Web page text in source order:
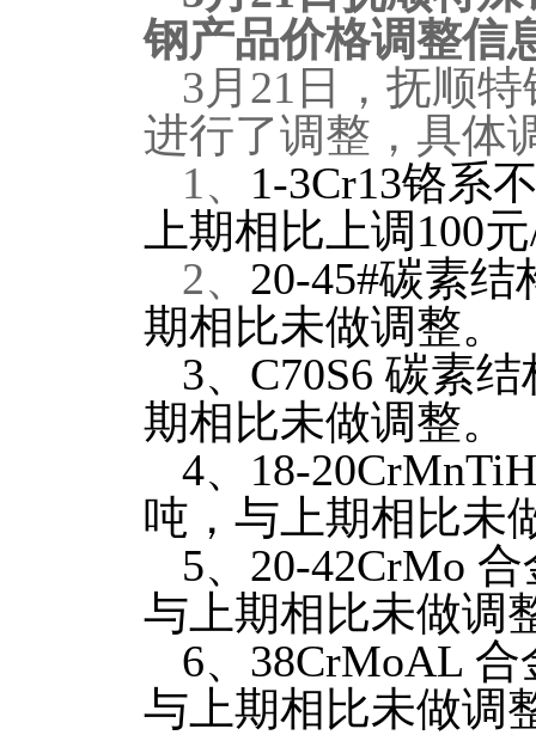
钢产品价格调整信
3月21日，抚顺
进行了调整，具体
1、 1-3Cr13铬系
上期相比上调100
2、 20-45#碳素结
期相比未做调整。
3、 C70S6 碳素结
期相比未做调整。
4、 18-20CrMnTiH
吨，与上期相比未
5、 20-42CrMo 合
与上期相比未做调
6、 38CrMoAL 合
与上期相比未做调